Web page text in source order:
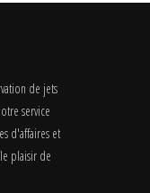
de jets
service
d'affaires et
plaisir de